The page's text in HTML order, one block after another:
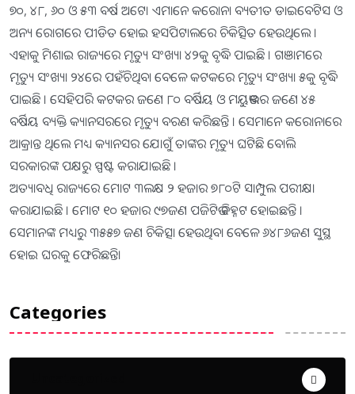
୭୦, ୪୮, ୬୦ ଓ ୫୩ ବର୍ଷ ଅଟେ। ଏମାନେ କରୋନା ବ୍ୟତୀତ ଡାଇବେଟିସ ଓ
ଅନ୍ୟ ରୋଗରେ ପୀଡିତ ହୋଇ ହସପିଟାଲରେ ଚିକିତ୍ସିତ ହେଉଥିଲେ ।
ଏହାକୁ ମିଶାଇ ରାଜ୍ୟରେ ମୃତ୍ୟୁ ସଂଖ୍ୟା ୪୨କୁ ବୃଦ୍ଧି ପାଇଛି । ଗଞାମରେ
ମୃତ୍ୟୁ ସଂଖ୍ୟା ୨୪ରେ ପହଁଚିଥିବା ବେଳେ କଟକରେ ମୃତ୍ୟୁ ସଂଖ୍ୟା ୫କୁ ବୃଦ୍ଧି
ପାଇଛି । ସେହିପରି କଟକର ଜଣେ ୮୦ ବର୍ଷିୟ ଓ ମୟୁଭଞ୍ଜର ଜଣେ ୪୫
ବର୍ଷିୟ ବ୍ୟକ୍ତି କ୍ୟାନସରରେ ମୃତ୍ୟୁ ବରଣ କରିଛନ୍ତି । ସେମାନେ କରୋନାରେ
ଆକ୍ରାନ୍ତ ଥିଲେ ମଧ୍ୟ କ୍ୟାନସର ଯୋଗୁଁ ତାଙ୍କର ମୃତ୍ୟୁ ଘଟିଛି ବୋଲି
ସରକାରଙ୍କ ପକ୍ଷରୁ ସ୍ପଷ୍ଟ କରାଯାଇଛି ।
ଅତ୍ୟାବଧି ରାଜ୍ୟରେ ମୋଟ ୩ଲକ୍ଷ ୨ ହଜାର ୭୮୦ଟି ସାମ୍ପୁଲ ପରୀକ୍ଷା
କରାଯାଇଛି । ମୋଟ ୧୦ ହଜାର ୯୭ଜଣ ପଜିଟିଭ ଚିହ୍ନଟ ହୋଇଛନ୍ତି ।
ସେମାନଙ୍କ ମଧ୍ୟରୁ ୩୫୫୭ ଜଣ ଚିକିତ୍ସା ହେଉଥିବା ବେଳେ ୬୪୮୬ଜଣ ସୁସ୍ଥ
ହୋଇ ଘରକୁ ଫେରିଛନ୍ତି।
Categories